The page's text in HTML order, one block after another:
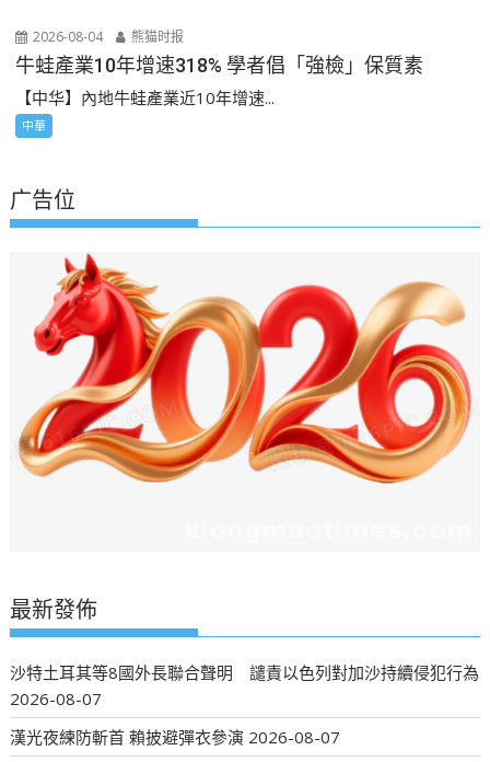
2026-08-04 熊猫时报
牛蛙產業10年增速318% 學者倡「強檢」保質素
【中华】內地牛蛙產業近10年增速...
中華
广告位
最新發佈
沙特土耳其等8國外長聯合聲明 譴責以色列對加沙持續侵犯行為
2026-08-07
漢光夜練防斬首 賴披避彈衣參演 2026-08-07